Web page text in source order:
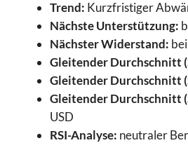
Trend: Kurzfristiger
Nächste Unterstützung:
Nächster Widerstand:
Gleitender Durchschnitt
Gleitender Durchschnitt
Gleitender Durchschnitt
USD
RSI-Analyse: neutraler